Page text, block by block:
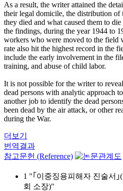
As a result, the writer attained the
their legal domicile, the distribution of
they died and what caused them to
the findings, during the year 1944 to
workers who were moved to the field
rate also hit the highest record in the
include the early involvement in the
training, and abuse of child labor.
It is not possible for the writer to
dead persons with analytic approach
another job to identify the dead
been dead by the air attack, or other
during the War.
더보기
번역결과
참고문헌 (Reference)
1 "｢이중징용피해자 진술서
회 소장)"